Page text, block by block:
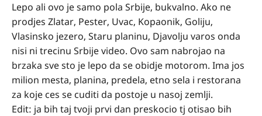
Lepo ali ovo je samo pola Srbije, bukvalno. Ako ne
prodjes Zlatar, Pester, Uvac, Kopaonik, Goliju,
Vlasinsko jezero, Staru planinu, Djavolju varos onda
nisi ni trecinu Srbije video. Ovo sam nabrojao na
brzaka sve sto je lepo da se obidje motorom. Ima jos
milion mesta, planina, predela, etno sela i restorana
za koje ces se cuditi da postoje u nasoj zemlji.
Edit: ja bih taj tvoji prvi dan preskocio tj otisao bih